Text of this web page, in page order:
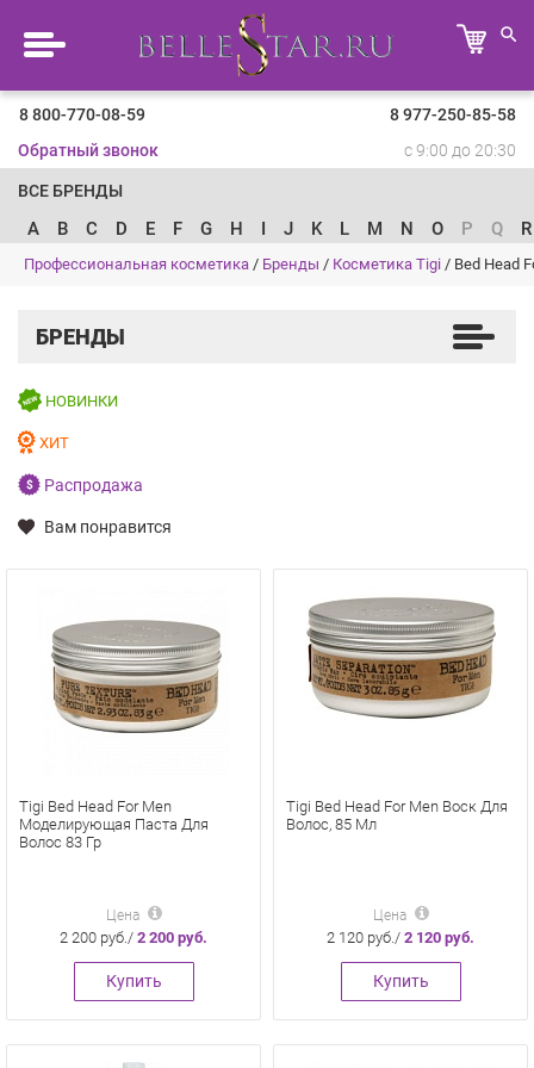
8 800-770-08-59
8 977-250-85-58
Обратный звонок
с 9:00 до 20:30
ВСЕ БРЕНДЫ
A B C D E F G H I J K L M N O P Q R
Профессиональная косметика / Бренды / Косметика Tigi / Bed Head
БРЕНДЫ
НОВИНКИ
ХИТ
Распродажа
Вам понравится
Tigi Bed Head For Men
Моделирующая Паста Для
Волос 83 Гр
Цена
2 200 руб./ 2 200 руб.
Купить
Tigi Bed Head For Men Воск Для
Волос, 85 Мл
Цена
2 120 руб./ 2 120 руб.
Купить